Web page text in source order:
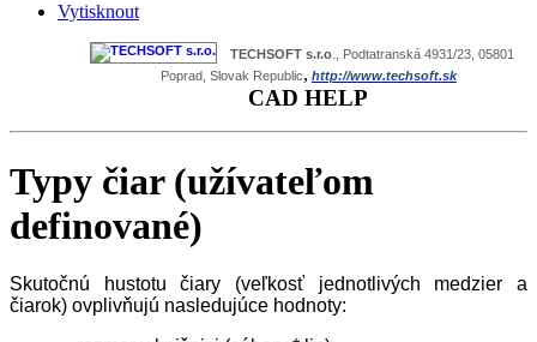
Vytisknout
TECHSOFT s.r.o., Podtatranská 4931/23, 05801
Poprad, Slovak Republic, http://www.techsoft.sk
CAD HELP
Typy čiar (užívateľom
definované)
Skutočnú hustotu čiary (veľkosť jednotlivých medzier a
čiarok) ovplivňujú nasledujúce hodnoty: